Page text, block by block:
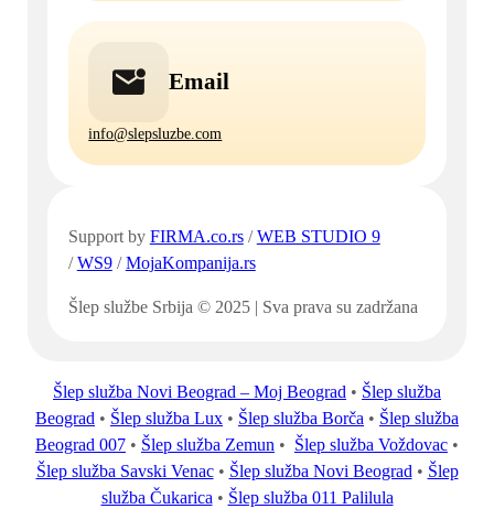
Email
info@slepsluzbe.com
Šlep službe Srbija © 2025 | Sva prava su zadržana
Support by FIRMA.co.rs/WEB STUDIO 9
/WS9/MojaKompanija.rs
Šlep služba Novi Beograd – Moj Beograd • Šlep služba
Beograd • Šlep služba Lux • Šlep služba Borča • Šlep služba
Beograd 007 • Šlep služba Zemun • Šlep služba Voždovac •
Šlep služba Savski Venac• Šlep služba Novi Beograd • Šlep
služba Čukarica • Šlep služba 011 Palilula